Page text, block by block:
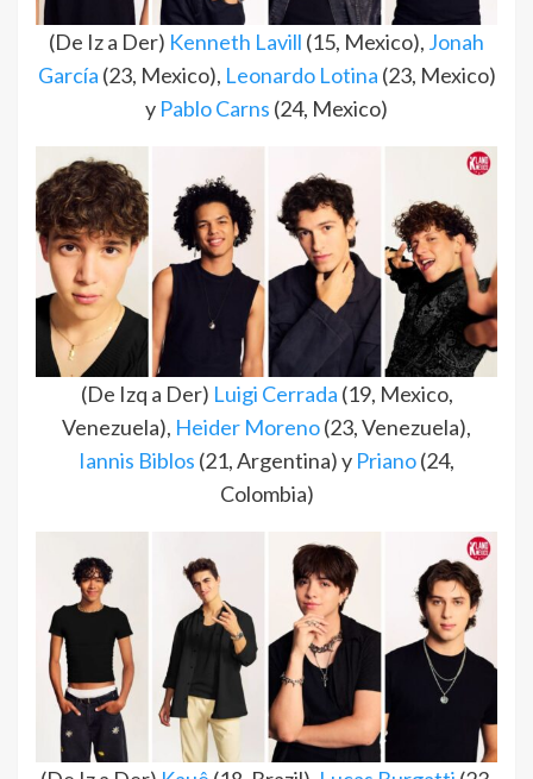
(De Iz a Der) Kenneth Lavill (15, Mexico), Jonah
García (23, Mexico), Leonardo Lotina (23, Mexico)
y Pablo Carns (24, Mexico)
(De Izq a Der) Luigi Cerrada (19, Mexico,
Venezuela), Heider Moreno(23, Venezuela),
Iannis Biblos (21, Argentina) y Priano(24,
Colombia)